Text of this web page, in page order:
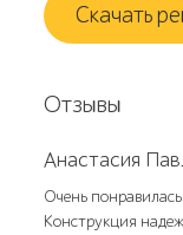
Скачать
Отзывы
Анастасия
Очень
Конструкция